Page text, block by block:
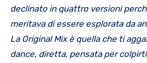
declinato in quattro versioni
meritava di essere esplorata da
La Original Mix è quella che ti
dance, diretta, pensata per